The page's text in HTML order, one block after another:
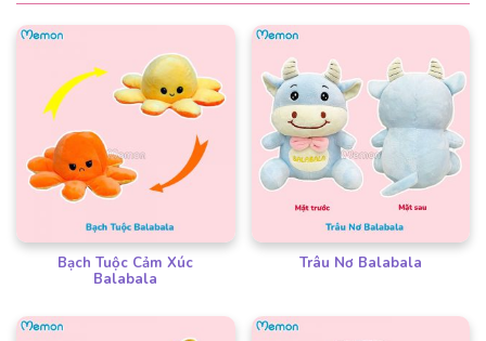
Bạch Tuộc Cảm Xúc
Balabala
Trâu Nơ Balabala